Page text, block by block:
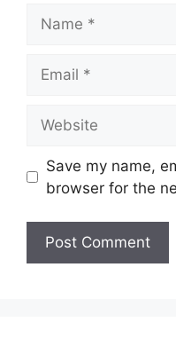
Save my name,
browser for the